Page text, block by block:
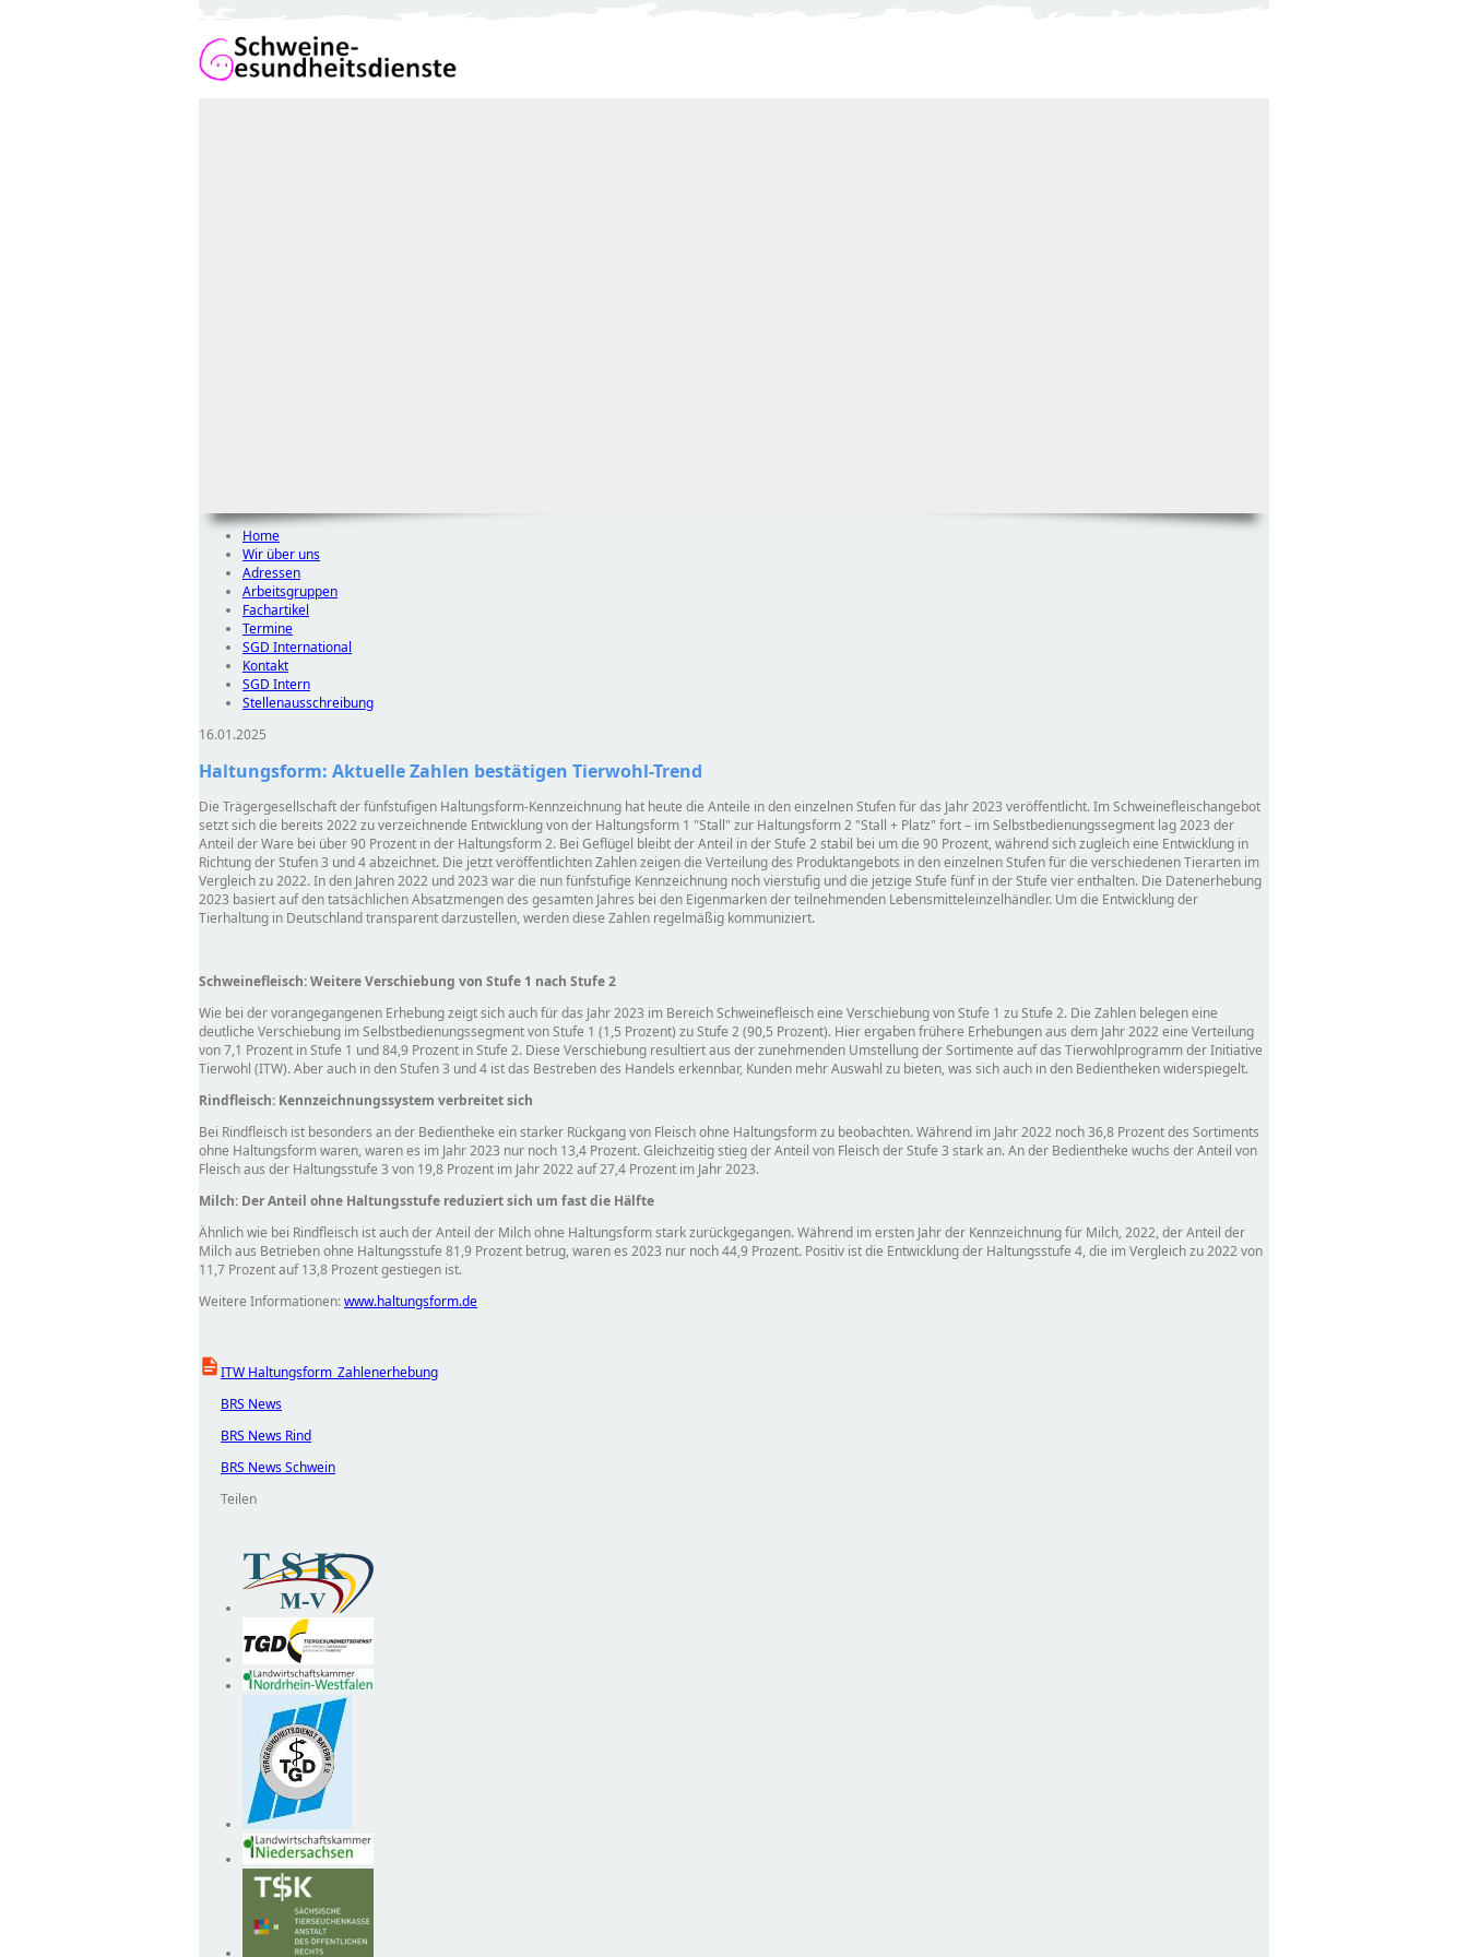
Home
Wir über uns
Adressen
Arbeitsgruppen
Fachartikel
Termine
SGD International
Kontakt
SGD Intern
Stellenausschreibung
16.01.2025
Haltungsform: Aktuelle Zahlen bestätigen Tierwohl-Trend
Die Trägergesellschaft der fünfstufigen Haltungsform-Kennzeichnung hat heute die Anteile in den einzelnen Stufen für das Jahr 2023 veröffentlicht. Im Schweinefleischangebot
setzt sich die bereits 2022 zu verzeichnende Entwicklung von der Haltungsform 1 Stall zur Haltungsform 2 Stall + Platz fort – im Selbstbedienungssegment lag 2023 der
Anteil der Ware bei über 90 Prozent in der Haltungsform 2. Bei Geflügel bleibt der Anteil in der Stufe 2 stabil bei um die 90 Prozent, während sich zugleich eine Entwicklung in
Richtung der Stufen 3 und 4 abzeichnet. Die jetzt veröffentlichten Zahlen zeigen die Verteilung des Produktangebots in den einzelnen Stufen für die verschiedenen Tierarten im
Vergleich zu 2022. In den Jahren 2022 und 2023 war die nun fünfstufige Kennzeichnung noch vierstufig und die jetzige Stufe fünf in der Stufe vier enthalten. Die Datenerhebung
2023 basiert auf den tatsächlichen Absatzmengen des gesamten Jahres bei den Eigenmarken der teilnehmenden Lebensmitteleinzelhändler. Um die Entwicklung der
Tierhaltung in Deutschland transparent darzustellen, werden diese Zahlen regelmäßig kommuniziert.
Schweinefleisch: Weitere Verschiebung von Stufe 1 nach Stufe 2
Wie bei der vorangegangenen Erhebung zeigt sich auch für das Jahr 2023 im Bereich Schweinefleisch eine Verschiebung von Stufe 1 zu Stufe 2. Die Zahlen belegen eine
deutliche Verschiebung im Selbstbedienungssegment von Stufe 1 (1,5 Prozent) zu Stufe 2 (90,5 Prozent). Hier ergaben frühere Erhebungen aus dem Jahr 2022 eine Verteilung
von 7,1 Prozent in Stufe 1 und 84,9 Prozent in Stufe 2. Diese Verschiebung resultiert aus der zunehmenden Umstellung der Sortimente auf das Tierwohlprogramm der Initiative
Tierwohl (ITW). Aber auch in den Stufen 3 und 4 ist das Bestreben des Handels erkennbar, Kunden mehr Auswahl zu bieten, was sich auch in den Bedientheken widerspiegelt.
Rindfleisch: Kennzeichnungssystem verbreitet sich
Bei Rindfleisch ist besonders an der Bedientheke ein starker Rückgang von Fleisch ohne Haltungsform zu beobachten. Während im Jahr 2022 noch 36,8 Prozent des Sortiments
ohne Haltungsform waren, waren es im Jahr 2023 nur noch 13,4 Prozent. Gleichzeitig stieg der Anteil von Fleisch der Stufe 3 stark an. An der Bedientheke wuchs der Anteil von
Fleisch aus der Haltungsstufe 3 von 19,8 Prozent im Jahr 2022 auf 27,4 Prozent im Jahr 2023.
Milch: Der Anteil ohne Haltungsstufe reduziert sich um fast die Hälfte
Ähnlich wie bei Rindfleisch ist auch der Anteil der Milch ohne Haltungsform stark zurückgegangen. Während im ersten Jahr der Kennzeichnung für Milch, 2022, der Anteil der
Milch aus Betrieben ohne Haltungsstufe 81,9 Prozent betrug, waren es 2023 nur noch 44,9 Prozent. Positiv ist die Entwicklung der Haltungsstufe 4, die im Vergleich zu 2022 von
11,7 Prozent auf 13,8 Prozent gestiegen ist.
Weitere Informationen:www.haltungsform.de
ITW Haltungsform_Zahlenerhebung
BRS News
BRS News Rind
BRS News Schwein
Teilen